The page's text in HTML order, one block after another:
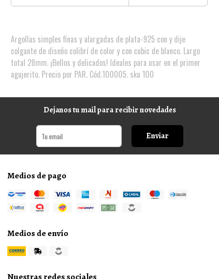
Argollas simples finas y alargadas de plata-925 con y dije
colgante de diseño colibrí de color y con cubic de blanco. Largo
total 28mm. ¡Bellos y delicados! Ideales para usar en el primer
agujerito. Precio por PAR. Cód.100005. sku 100
Dejanos tu mail para recibir novedades
Enviar
Medios de pago
Medios de envío
Nuestras redes sociales